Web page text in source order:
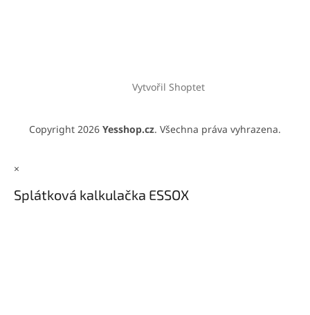
Vytvořil Shoptet
Copyright 2026 Yesshop.cz. Všechna práva vyhrazena.
×
Splátková kalkulačka ESSOX